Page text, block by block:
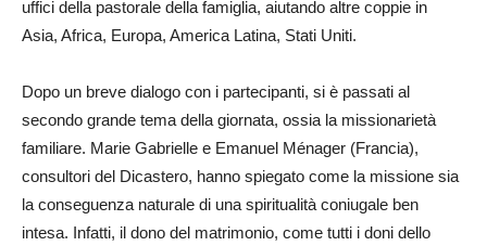
uffici della pastorale della famiglia, aiutando altre coppie in
Asia, Africa, Europa, America Latina, Stati Uniti.
Dopo un breve dialogo con i partecipanti, si è passati al
secondo grande tema della giornata, ossia la missionarietà
familiare. Marie Gabrielle e Emanuel Ménager (Francia),
consultori del Dicastero, hanno spiegato come la missione sia
la conseguenza naturale di una spiritualità coniugale ben
intesa. Infatti, il dono del matrimonio, come tutti i doni dello